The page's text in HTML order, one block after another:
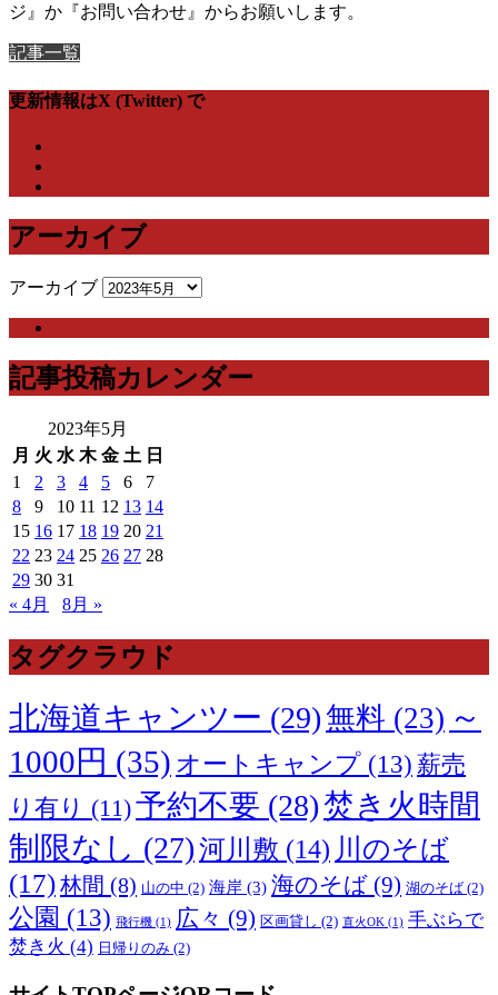
ジ』か『お問い合わせ』からお願いします。
記事一覧
更新情報はX (Twitter) で
アーカイブ
アーカイブ
記事投稿カレンダー
2023年5月
月 火 水 木 金 土 日
1
2 3 4 5 6
7
8
9 10 11 12 13 14
15 16 17 18 19 20 21
22 23 24 25 26 27 28
29 30 31
« 4月
8月 »
タグクラウド
北海道キャンツー (29)無料 (23) ～
1000円 (35) オートキャンプ (13) 薪売
り有り (11)予約不要 (28)焚き火時間
制限なし (27)河川敷 (14) 川のそば
(17)林間 (8) 山の中 (2) 海岸 (3) 海のそば (9) 湖のそば (2)
公園 (13) 飛行機 (1) 広々 (9) 区画貸し (2) 直火OK (1) 手ぶらで
焚き火 (4) 日帰りのみ (2)